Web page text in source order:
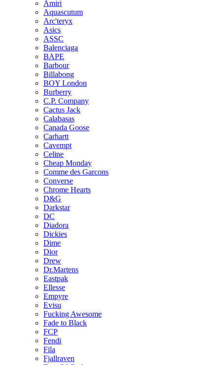
Amiri
Aquascutum
Arc'teryx
Asics
ASSC
Balenciaga
BAPE
Barbour
Billabong
BOY London
Burberry
C.P. Company
Cactus Jack
Calabasas
Canada Goose
Carhartt
Cavempt
Celine
Cheap Monday
Comme des Garcons
Converse
Chrome Hearts
D&G
Darkstar
DC
Diadora
Dickies
Dime
Dior
Drew
Dr.Martens
Eastpak
Ellesse
Empyre
Evisu
Fucking Awesome
Fade to Black
FCP
Fendi
Fila
Fjallraven